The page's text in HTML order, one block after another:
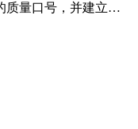
质量口号，并建立了
连体马桶、分体马桶
、新西兰和澳大利